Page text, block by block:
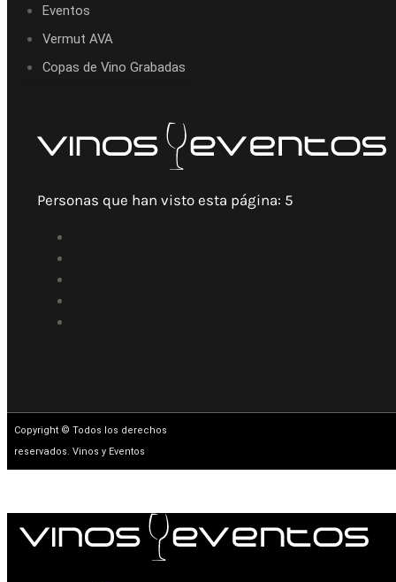
Eventos
Vermut AVA
Copas de Vino Grabadas
Personas que han visto esta página: 5
Copyright © Todos los derechos
reservados. Vinos y Eventos